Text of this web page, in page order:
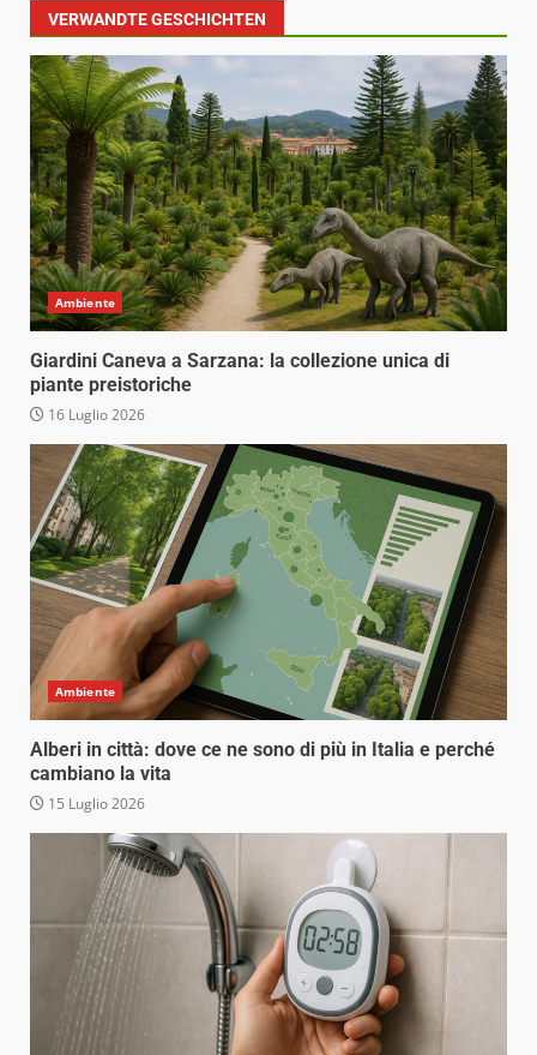
VERWANDTE GESCHICHTEN
Ambiente
Giardini Caneva a Sarzana: la collezione unica di
piante preistoriche
16 Luglio 2026
Ambiente
Alberi in città: dove ce ne sono di più in Italia e perché
cambiano la vita
15 Luglio 2026